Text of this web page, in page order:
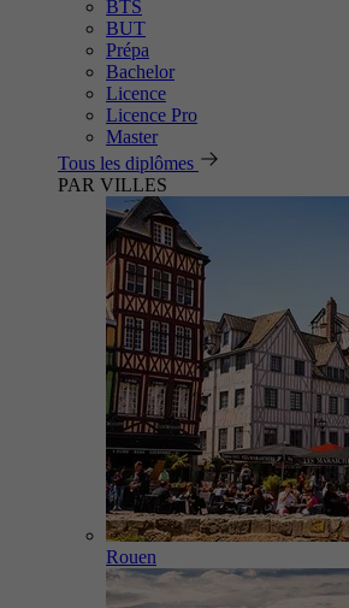
BTS
BUT
Prépa
Bachelor
Licence
Licence Pro
Master
Tous les diplômes
PAR VILLES
Rouen